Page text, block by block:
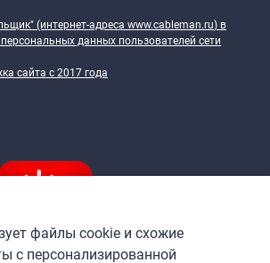
(интернет-адреса www.cableman.ru) в
данных пользователей сети
сайта c 2017 года
файлы cookie и схожие
с персонализированной